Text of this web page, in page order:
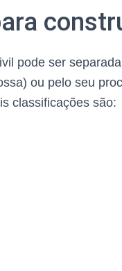
pode ser
ou pelo seu
classificações são: